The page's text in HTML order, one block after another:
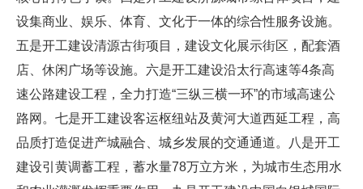
设集商业、娱乐、体育、文化于一体的综合性服务设施。
五是开工建设清源古街项目，建设文化展示街区，配套酒
店、休闲广场等设施。六是开工建设沿太行高速等4条高
速公路建设工程，全力打造“三纵三横一环”的市域高速公
路网。七是开工建设客运枢纽站及黄河大道西延工程，高
品质打造促进产城融合、城乡发展的交通通道。八是开工
建设引黄调蓄工程，蓄水量78万立方米，为城市生态用水